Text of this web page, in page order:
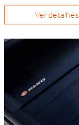
Ver detalhes